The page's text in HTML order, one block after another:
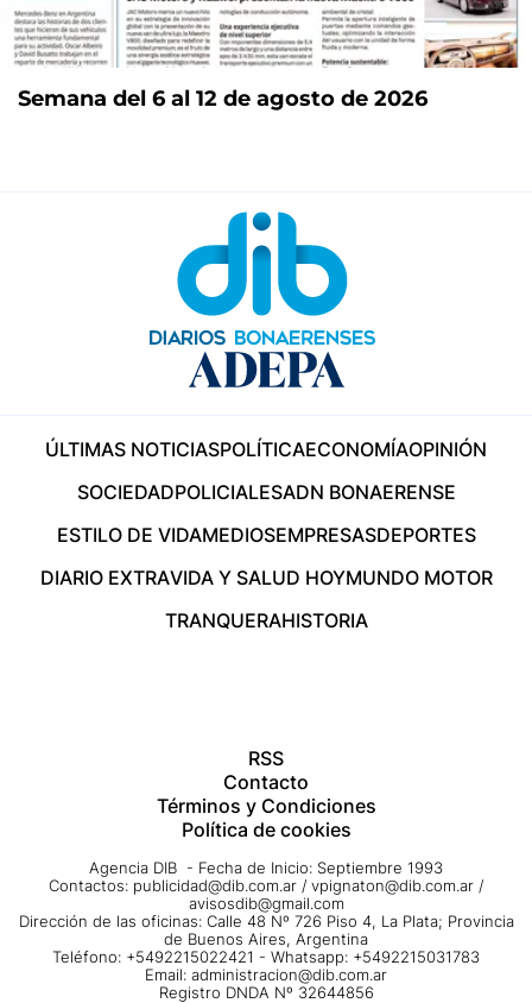
Semana del 6 al 12 de agosto de 2026
ÚLTIMAS NOTICIASPOLÍTICAECONOMÍAOPINIÓN
SOCIEDADPOLICIALESADN BONAERENSE
ESTILO DE VIDAMEDIOSEMPRESASDEPORTES
DIARIO EXTRAVIDA Y SALUD HOYMUNDO MOTOR
TRANQUERAHISTORIA
RSS
Contacto
Términos y Condiciones
Política de cookies
Agencia DIB - Fecha de Inicio: Septiembre 1993
Contactos: publicidad@dib.com.ar / vpignaton@dib.com.ar /
avisosdib@gmail.com
Dirección de las oficinas: Calle 48 Nº 726 Piso 4, La Plata; Provincia
de Buenos Aires, Argentina
Teléfono: +5492215022421 - Whatsapp: +5492215031783
Email: administracion@dib.com.ar
Registro DNDA Nº 32644856